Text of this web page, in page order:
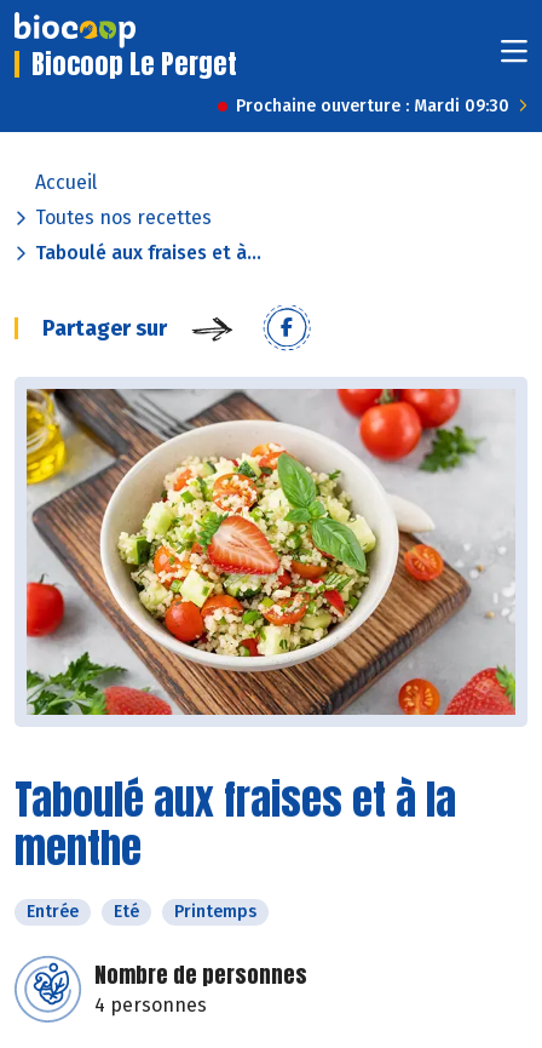
Biocoop Le Perget
Prochaine ouverture : Mardi 09:30
Accueil
Toutes nos recettes
Taboulé aux fraises et à...
Partager sur
Taboulé aux fraises et à la
menthe
Entrée Eté Printemps
Nombre de personnes
4 personnes